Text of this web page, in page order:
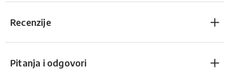
Recenzije
Pitanja i odgovori